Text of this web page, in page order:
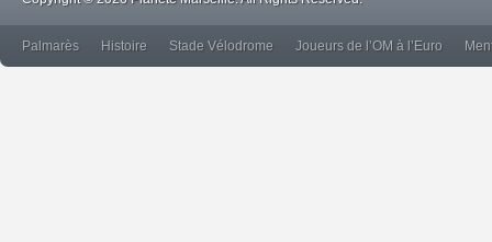
Palmarès Histoire Stade Vélodrome Joueurs de l’OM à l’Euro